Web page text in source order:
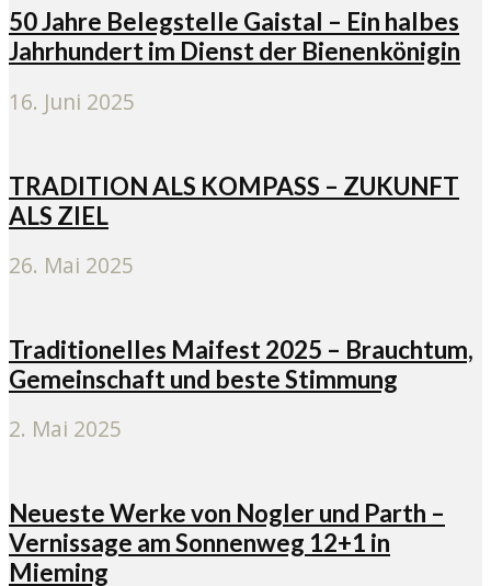
50 Jahre Belegstelle Gaistal – Ein halbes
Jahrhundert im Dienst der Bienenkönigin
16. Juni 2025
TRADITION ALS KOMPASS – ZUKUNFT
ALS ZIEL
26. Mai 2025
Traditionelles Maifest 2025 – Brauchtum,
Gemeinschaft und beste Stimmung
2. Mai 2025
Neueste Werke von Nogler und Parth –
Vernissage am Sonnenweg 12+1 in
Mieming